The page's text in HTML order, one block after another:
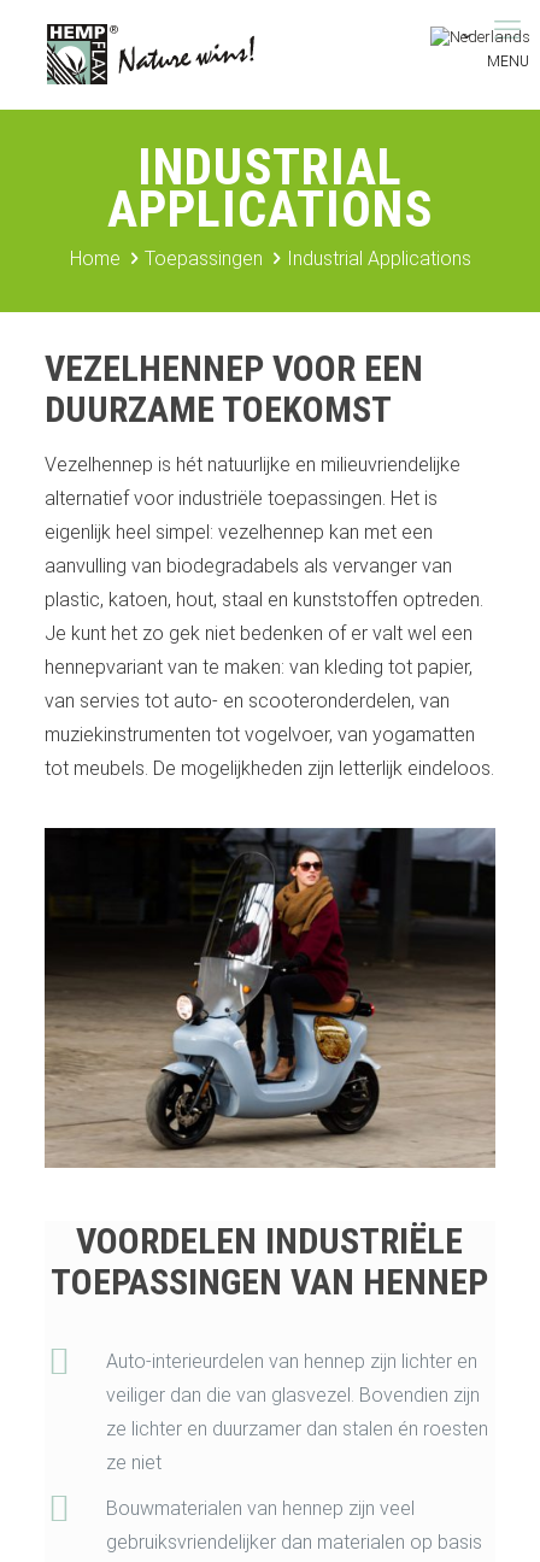
INDUSTRIAL
APPLICATIONS
Home Toepassingen Industrial Applications
VEZELHENNEP VOOR EEN
DUURZAME TOEKOMST
Vezelhennep is hét natuurlijke en milieuvriendelijke
alternatief voor industriële toepassingen. Het is
eigenlijk heel simpel: vezelhennep kan met een
aanvulling van biodegradabels als vervanger van
plastic, katoen, hout, staal en kunststoffen optreden.
Je kunt het zo gek niet bedenken of er valt wel een
hennepvariant van te maken: van kleding tot papier,
van servies tot auto- en scooteronderdelen, van
muziekinstrumenten tot vogelvoer, van yogamatten
tot meubels. De mogelijkheden zijn letterlijk eindeloos.
VOORDELEN INDUSTRIËLE
TOEPASSINGEN VAN HENNEP
Auto-interieurdelen van hennep zijn lichter en
veiliger dan die van glasvezel. Bovendien zijn
ze lichter en duurzamer dan stalen én roesten
ze niet
Bouwmaterialen van hennep zijn veel
gebruiksvriendelijker dan materialen op basis